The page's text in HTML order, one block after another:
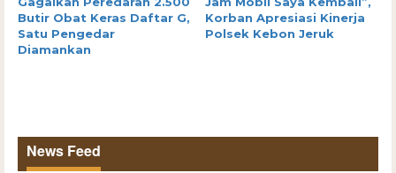
Butir Obat Keras Daftar G,
Satu Pengedar
Diamankan
Korban Apresiasi Kinerja
Polsek Kebon Jeruk
News Feed